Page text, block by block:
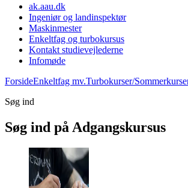
ak.aau.dk
Ingeniør og landinspektør
Maskinmester
Enkeltfag og turbokursus
Kontakt studievejlederne
Infomøde
ForsideEnkeltfag mv.Turbokurser/
Søg ind
Søg ind på Adgangskursus